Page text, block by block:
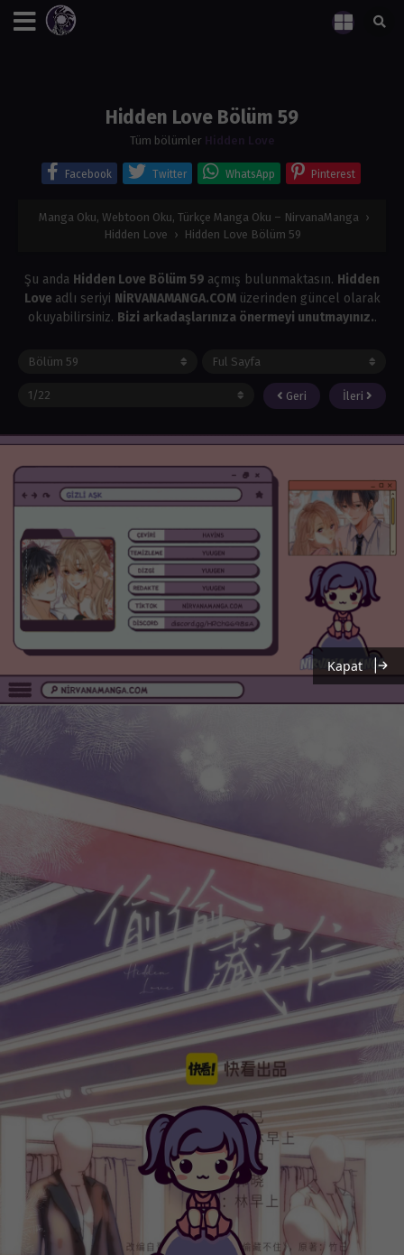
Hidden Love Bölüm 59
Tüm bölümler Hidden Love
Facebook Twitter WhatsApp Pinterest
Manga Oku, Webtoon Oku, Türkçe Manga Oku – NirvanaManga ›
Hidden Love › Hidden Love Bölüm 59
Şu anda Hidden Love Bölüm 59 açmış bulunmaktasın. Hidden
Love adlı seriyi NİRVANAMANGA.COM üzerinden güncel olarak
okuyabilirsiniz. Bizi arkadaşlarınıza önermeyi unutmayınız..
Geri İleri
Kapat